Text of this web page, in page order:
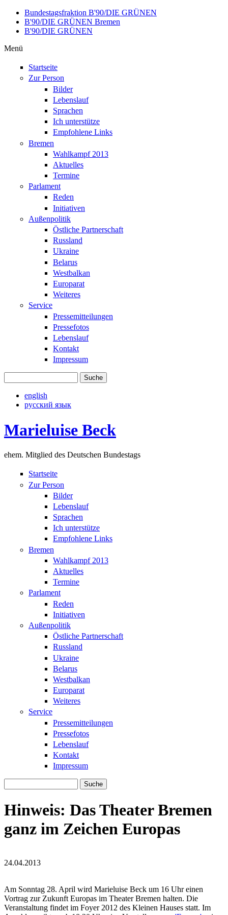
Direkt zum Inhalt
Bundestagsfraktion B'90/DIE GRÜNEN
B'90/DIE GRÜNEN Bremen
B'90/DIE GRÜNEN
Menü
Startseite
Zur Person
Bilder
Lebenslauf
Sprachen
Ich unterstütze
Empfohlene Links
Bremen
Wahlkampf 2013
Aktuelles
Termine
Parlament
Reden
Initiativen
Außenpolitik
Östliche Partnerschaft
Russland
Ukraine
Belarus
Westbalkan
Europarat
Weiteres
Service
Pressemitteilungen
Pressefotos
Lebenslauf
Kontakt
Impressum
english
русский язык
Marieluise Beck
ehem. Mitglied des Deutschen Bundestags
Startseite
Zur Person
Bilder
Lebenslauf
Sprachen
Ich unterstütze
Empfohlene Links
Bremen
Wahlkampf 2013
Aktuelles
Termine
Parlament
Reden
Initiativen
Außenpolitik
Östliche Partnerschaft
Russland
Ukraine
Belarus
Westbalkan
Europarat
Weiteres
Service
Pressemitteilungen
Pressefotos
Lebenslauf
Kontakt
Impressum
Hinweis: Das Theater Bremen
ganz im Zeichen Europas
TheaterBremen_Logo_CMYK.jpg
24.04.2013
TheaterBremen_Logo_CMYK.jpg
Am Sonntag 28. April wird Marieluise Beck um 16 Uhr einen
Vortrag zur Zukunft Europas im Theater Bremen halten. Die
Veranstaltung findet im Foyer 2012 des Kleinen Hauses statt. Im